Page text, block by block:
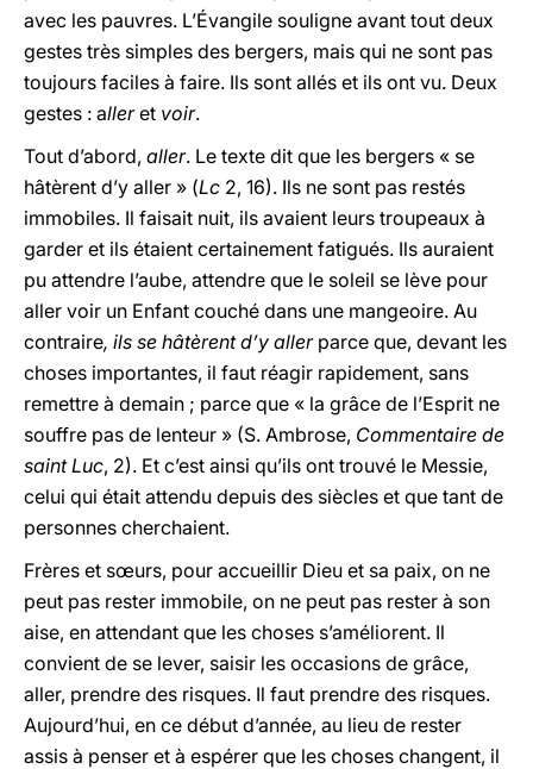
avec les pauvres. L’Évangile souligne avant tout deux
gestes très simples des bergers, mais qui ne sont pas
toujours faciles à faire. Ils sont allés et ils ont vu. Deux
gestes : alleret voir.
Tout d’abord, aller. Le texte dit que les bergers « se
hâtèrent d’y aller » (Lc 2, 16). Ils ne sont pas restés
immobiles. Il faisait nuit, ils avaient leurs troupeaux à
garder et ils étaient certainement fatigués. Ils auraient
pu attendre l’aube, attendre que le soleil se lève pour
aller voir un Enfant couché dans une mangeoire. Au
contraire, ils se hâtèrent d’y allerparce que, devant les
choses importantes, il faut réagir rapidement, sans
remettre à demain ; parce que « la grâce de l’Esprit ne
souffre pas de lenteur » (S. Ambrose, Commentaire de
saint Luc, 2). Et c’est ainsi qu’ils ont trouvé le Messie,
celui qui était attendu depuis des siècles et que tant de
personnes cherchaient.
Frères et sœurs, pour accueillir Dieu et sa paix, on ne
peut pas rester immobile, on ne peut pas rester à son
aise, en attendant que les choses s’améliorent. Il
convient de se lever, saisir les occasions de grâce,
aller, prendre des risques. Il faut prendre des risques.
Aujourd’hui, en ce début d’année, au lieu de rester
assis à penser et à espérer que les choses changent, il